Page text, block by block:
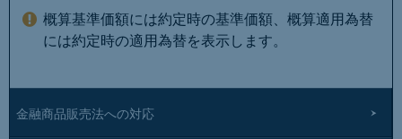
概算基準価額には約定時の基準価額、概算適用為替
には約定時の適用為替を表示します。
金融商品販売法への対応